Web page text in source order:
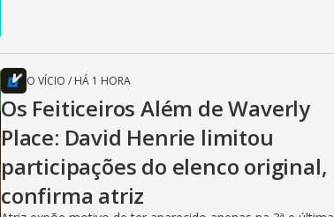
O VÍCIO / HÁ 1 HORA
Os Feiticeiros Além de Waverly
Place: David Henrie limitou
participações do elenco original,
confirma atriz